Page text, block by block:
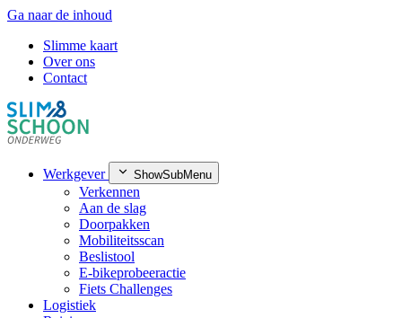
Ga naar de inhoud
Slimme kaart
Over ons
Contact
Werkgever ShowSubMenu
Verkennen
Aan de slag
Doorpakken
Mobiliteitsscan
Beslistool
E-bikeprobeeractie
Fiets Challenges
Logistiek